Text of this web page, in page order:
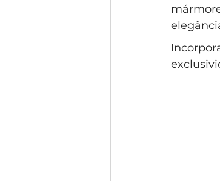
Condomínio
Condomínio Swiss